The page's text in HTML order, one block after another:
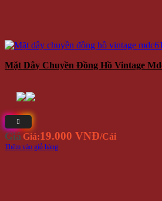
Mặt Dây Chuyền Đồng Hồ Vintage
Giá Giá:19.000 VNĐ/Cái
Thêm vào giỏ hàng